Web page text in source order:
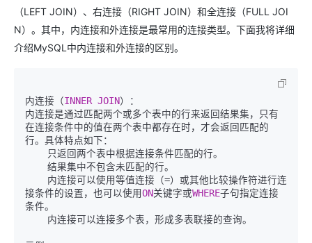
（LEFT JOIN）、右连接（RIGHT JOIN）和全连接（FULL JOI
N）。其中，内连接和外连接是最常用的连接类型。下面我将详细
介绍MySQL中内连接和外连接的区别。
内连接（INNER JOIN）：
内连接是通过匹配两个或多个表中的行来返回结果集，只有
在连接条件中的值在两个表中都存在时，才会返回匹配的
行。具体特点如下：
接条件的设置，也可以使用ON关键字或WHERE子句指定连接
条件。